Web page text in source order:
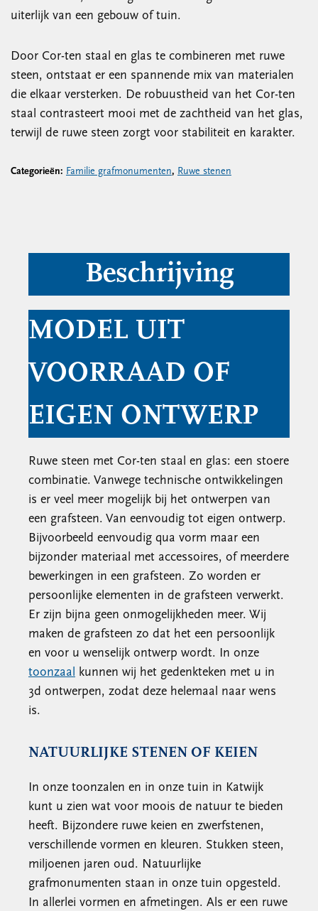
uiterlijk van een gebouw of tuin.
Door Cor-ten staal en glas te combineren met ruwe
steen, ontstaat er een spannende mix van materialen
die elkaar versterken. De robuustheid van het Cor-ten
staal contrasteert mooi met de zachtheid van het glas,
terwijl de ruwe steen zorgt voor stabiliteit en karakter.
Categorieën: Familie grafmonumenten, Ruwe stenen
Beschrijving
MODEL UIT
VOORRAAD OF
EIGEN ONTWERP
Ruwe steen met Cor-ten staal en glas: een stoere
combinatie. Vanwege technische ontwikkelingen
is er veel meer mogelijk bij het ontwerpen van
een grafsteen. Van eenvoudig tot eigen ontwerp.
Bijvoorbeeld eenvoudig qua vorm maar een
bijzonder materiaal met accessoires, of meerdere
bewerkingen in een grafsteen. Zo worden er
persoonlijke elementen in de grafsteen verwerkt.
Er zijn bijna geen onmogelijkheden meer. Wij
maken de grafsteen zo dat het een persoonlijk
en voor u wenselijk ontwerp wordt. In onze
toonzaal kunnen wij het gedenkteken met u in
3d ontwerpen, zodat deze helemaal naar wens
is.
NATUURLIJKE STENEN OF KEIEN
In onze toonzalen en in onze tuin in Katwijk
kunt u zien wat voor moois de natuur te bieden
heeft. Bijzondere ruwe keien en zwerfstenen,
verschillende vormen en kleuren. Stukken steen,
miljoenen jaren oud. Natuurlijke
grafmonumenten staan in onze tuin opgesteld.
In allerlei vormen en afmetingen. Als er een ruwe